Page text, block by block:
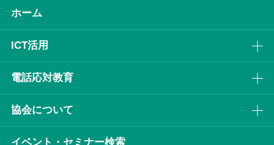
ホーム
ICT活⽤
電話応対教育
協会について
イベント・セミナー検索